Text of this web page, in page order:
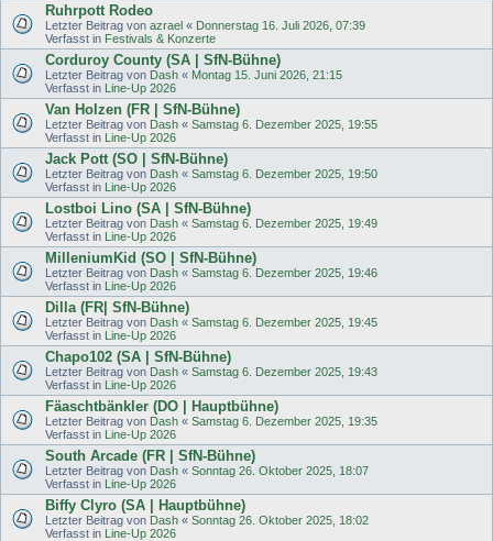
Ruhrpott Rodeo
Letzter Beitrag von azrael « Donnerstag 16. Juli 2026, 07:39
Verfasst in Festivals & Konzerte
Corduroy County (SA | SfN-Bühne)
Letzter Beitrag von Dash « Montag 15. Juni 2026, 21:15
Verfasst in Line-Up 2026
Van Holzen (FR | SfN-Bühne)
Letzter Beitrag von Dash « Samstag 6. Dezember 2025, 19:55
Verfasst in Line-Up 2026
Jack Pott (SO | SfN-Bühne)
Letzter Beitrag von Dash « Samstag 6. Dezember 2025, 19:50
Verfasst in Line-Up 2026
Lostboi Lino (SA | SfN-Bühne)
Letzter Beitrag von Dash « Samstag 6. Dezember 2025, 19:49
Verfasst in Line-Up 2026
MilleniumKid (SO | SfN-Bühne)
Letzter Beitrag von Dash « Samstag 6. Dezember 2025, 19:46
Verfasst in Line-Up 2026
Dilla (FR| SfN-Bühne)
Letzter Beitrag von Dash « Samstag 6. Dezember 2025, 19:45
Verfasst in Line-Up 2026
Chapo102 (SA | SfN-Bühne)
Letzter Beitrag von Dash « Samstag 6. Dezember 2025, 19:43
Verfasst in Line-Up 2026
Fäaschtbänkler (DO | Hauptbühne)
Letzter Beitrag von Dash « Samstag 6. Dezember 2025, 19:35
Verfasst in Line-Up 2026
South Arcade (FR | SfN-Bühne)
Letzter Beitrag von Dash « Sonntag 26. Oktober 2025, 18:07
Verfasst in Line-Up 2026
Biffy Clyro (SA | Hauptbühne)
Letzter Beitrag von Dash « Sonntag 26. Oktober 2025, 18:02
Verfasst in Line-Up 2026